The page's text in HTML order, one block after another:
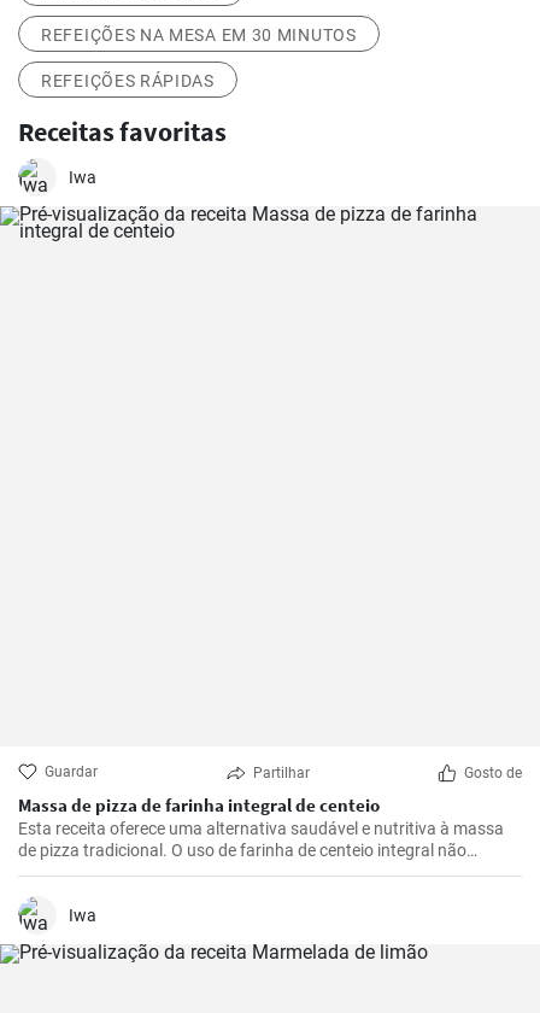
REFEIÇÕES NA MESA EM 30 MINUTOS
REFEIÇÕES RÁPIDAS
Receitas favoritas
Iwa
Guardar Partilhar Gosto de
Massa de pizza de farinha integral de centeio
Esta receita oferece uma alternativa saudável e nutritiva à massa
de pizza tradicional. O uso de farinha de centeio integral não
apenas torna a pizza mais saborosa, mas também adiciona muitas
fibras e nutrientes.
Iwa